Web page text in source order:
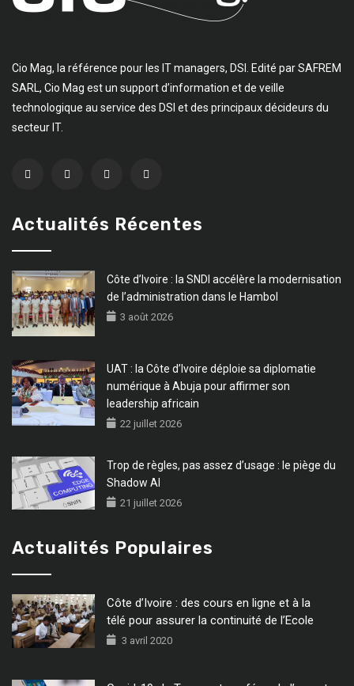
Cio Mag, la référence pour les IT managers, DSI. Edité par SAFREM
SARL, Cio Mag est un support d’information et de veille
technologique au service des DSI et des principaux décideurs du
secteur IT.
Actualités Récentes
Côte d’Ivoire : la SNDI accélère la modernisation
de l’administration dans le Hambol
3 août 2026
UAT : la Côte d’Ivoire déploie sa diplomatie
numérique à Abuja pour affirmer son
leadership africain
22 juillet 2026
Trop de règles, pas assez d’usage : le piège du
Shadow AI
21 juillet 2026
Actualités Populaires
Côte d’Ivoire : des cours en ligne et à la
télé pour assurer la continuité de l’Ecole
3 avril 2020